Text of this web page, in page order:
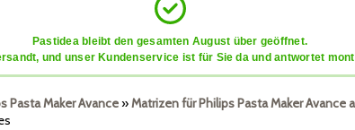
Pastidea bleibt den gesamten August über geöffnet.
und unser Kundenservice ist für Sie da und antwortet
Pasta Maker Avance»Matrizen für Philips Pasta Maker Avance